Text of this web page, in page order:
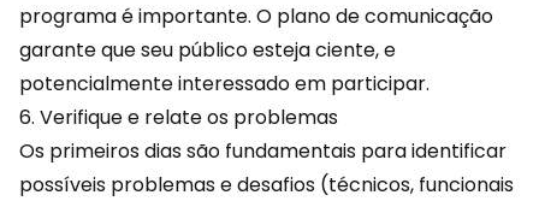
programa é importante. O plano de comunicação
garante que seu público esteja ciente, e
potencialmente interessado em participar.
6. Verifique e relate os problemas
Os primeiros dias são fundamentais para identificar
possíveis problemas e desafios (técnicos, funcionais